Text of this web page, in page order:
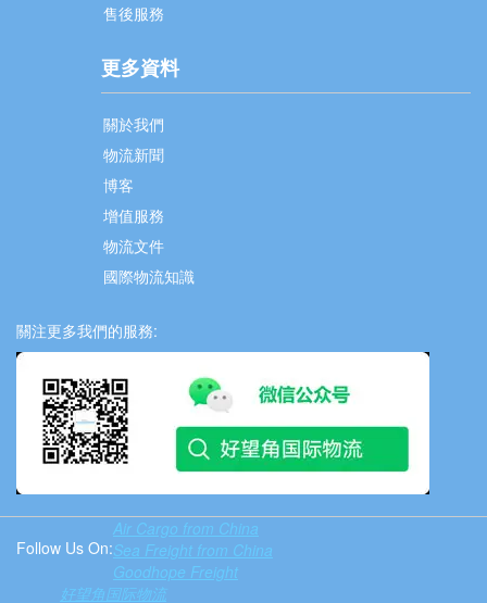
售後服務
更多資料
關於我們
物流新聞
博客
增值服務
物流文件
國際物流知識
關注更多我們的服務:
Follow Us On:
Air Cargo from China
Sea Freight from China
Goodhope Freight
好望角国际物流